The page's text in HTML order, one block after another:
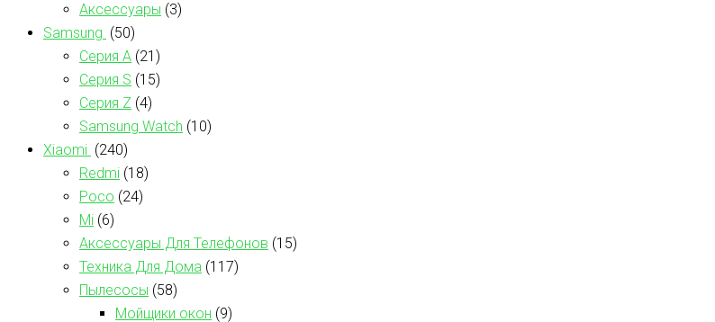
Аксессуары (3)
Samsung (50)
Серия А (21)
Серия S (15)
Серия Z (4)
Samsung Watch (10)
Xiaomi (240)
Redmi (18)
Poco (24)
Mi (6)
Аксессуары Для Телефонов (15)
Техника Для Дома (117)
Пылесосы (58)
Мойщики окон (9)